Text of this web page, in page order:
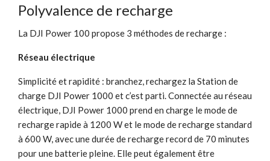
Polyvalence de recharge
La DJI Power 100 propose 3 méthodes de recharge :
Réseau électrique
Simplicité et rapidité : branchez, rechargez la Station de
charge DJI Power 1000 et c’est parti.‌‌ Connectée au réseau
électrique, DJI Power 1000 prend en charge le mode de
recharge rapide à 1200 W et le mode de recharge standard
à 600 W, avec une durée de recharge record de 70 minutes
pour une batterie pleine. Elle peut également être